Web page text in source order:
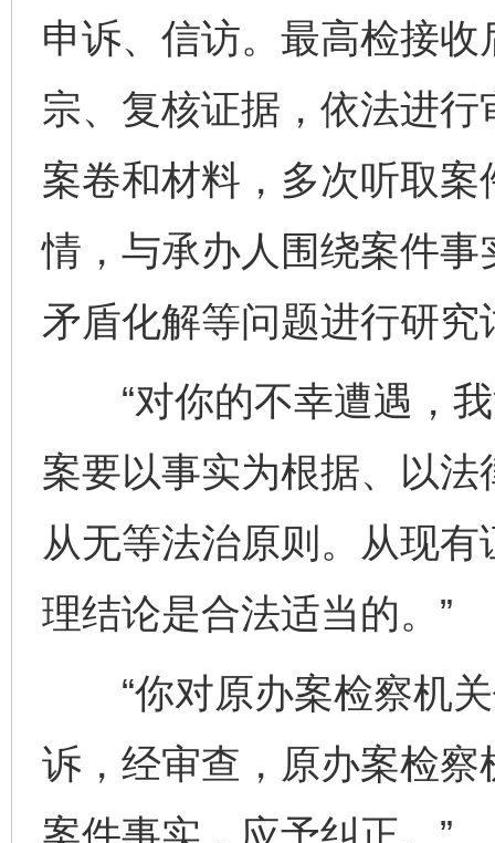
申诉、信访。最高检接
宗、复核证据，依法进
案卷和材料，多次听取
情，与承办人围绕案件
矛盾化解等问题进行研究
“对你的不幸遭遇，我
案要以事实为根据、以
从无等法治原则。从现
理结论是合法适当的。”
“你对原办案检察机关
诉，经审查，原办案检